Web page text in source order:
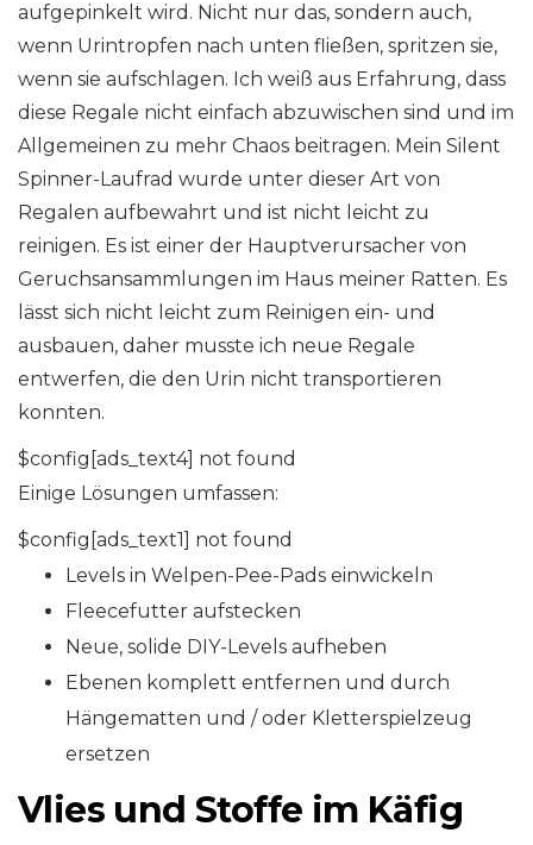
aufgepinkelt wird. Nicht nur das, sondern auch,
wenn Urintropfen nach unten fließen, spritzen sie,
wenn sie aufschlagen. Ich weiß aus Erfahrung, dass
diese Regale nicht einfach abzuwischen sind und im
Allgemeinen zu mehr Chaos beitragen. Mein Silent
Spinner-Laufrad wurde unter dieser Art von
Regalen aufbewahrt und ist nicht leicht zu
reinigen. Es ist einer der Hauptverursacher von
Geruchsansammlungen im Haus meiner Ratten. Es
lässt sich nicht leicht zum Reinigen ein- und
ausbauen, daher musste ich neue Regale
entwerfen, die den Urin nicht transportieren
konnten.
$config[ads_text4] not found
Einige Lösungen umfassen:
$config[ads_text1] not found
Levels in Welpen-Pee-Pads einwickeln
Fleecefutter aufstecken
Neue, solide DIY-Levels aufheben
Ebenen komplett entfernen und durch
Hängematten und / oder Kletterspielzeug
ersetzen
Vlies und Stoffe im Käfig